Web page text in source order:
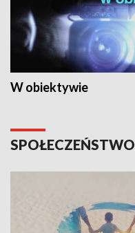
W obiektywie
SPOŁECZEŃSTWO